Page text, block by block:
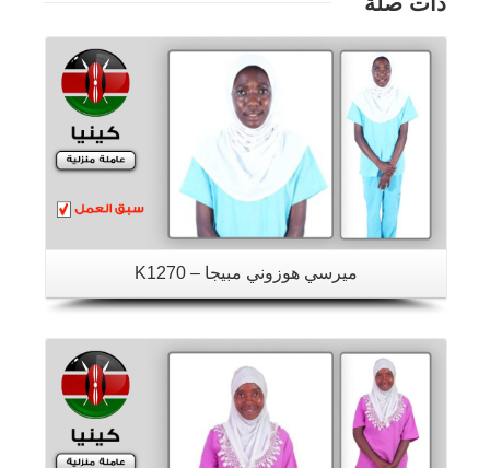
ميرسي هوزوني مبيجا – K1270